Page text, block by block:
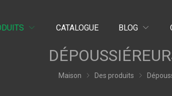
CATALOGUE BLOG
Maison Des produits